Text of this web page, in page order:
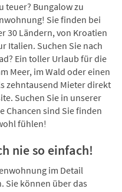
teuer? Bungalow zu
Sie finden bei
30 Ländern, von Kroatien
Italien. Suchen Sie nach
Ein toller Urlaub für die
Meer, im Wald oder einen
zehntausend Mieter direkt
Suchen Sie in unserer
Chancen sind Sie finden
fühlen!
nie so einfach!
im Detail
Sie können über das